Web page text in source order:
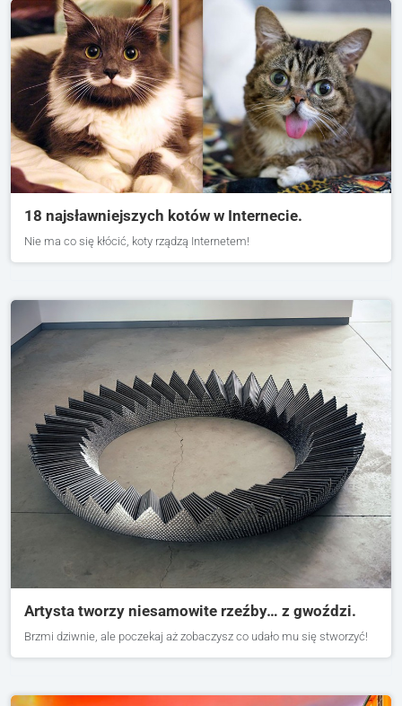
18 najsławniejszych kotów w Internecie.
Nie ma co się kłócić, koty rządzą Internetem!
Artysta tworzy niesamowite rzeźby… z gwoździ.
Brzmi dziwnie, ale poczekaj aż zobaczysz co udało mu się stworzyć!